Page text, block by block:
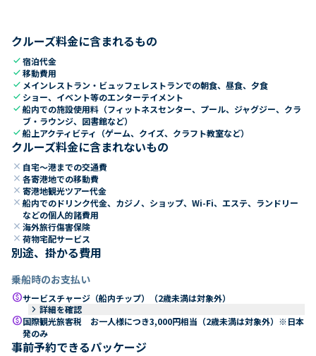
クルーズ料金に含まれるもの
check宿泊代金
check移動費用
check メインレストラン・ビュッフェレストランでの朝食、昼食、夕食
check ショー、イベント等のエンターテイメント
check船内での施設使用料（フィットネスセンター、プール、ジャグジー、クラ
ブ・ラウンジ、図書館など）
check船上アクティビティ（ゲーム、クイズ、クラフト教室など）
クルーズ料金に含まれないもの
close 自宅～港までの交通費
close 各寄港地での移動費
close 寄港地観光ツアー代金
close 船内でのドリンク代金、カジノ、ショップ、Wi-Fi、エステ、ランドリー
などの個人的諸費用
close 海外旅行傷害保険
close 荷物宅配サービス
別途、掛かる費用
乗船時のお支払い
paidサービスチャージ（船内チップ）（2歳未満は対象外）
keyboard_arrow_right 詳細を確認
paid国際観光旅客税 お一人様につき3,000円相当（2歳未満は対象外）※日本
発のみ
事前予約できるパッケージ